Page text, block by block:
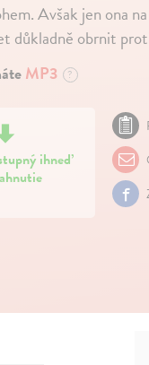
Avšak jen ona
důkladně obrnit
MP3 ?
ihneď